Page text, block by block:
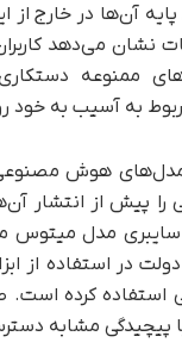
آن‌ها در خارج
نشان می‌دهد
به آسیب به
مدل‌های هوش
پیش از انتشار
استفاده کرده
پیچیدگی مشابه